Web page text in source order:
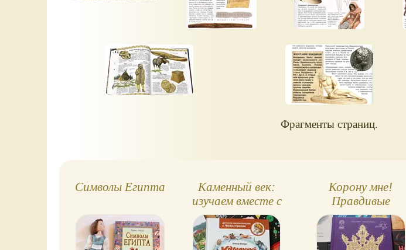
Фрагменты страниц.
Символы Египта
Каменный век:
изучаем вместе с
Чевостиком!
Корону мне!
Правдивые
истории о королях,
императрицах и
принцессах